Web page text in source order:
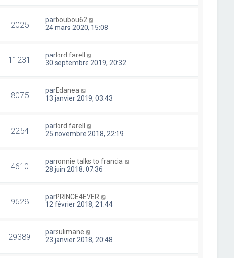
2025 parboubou62
24 mars 2020, 15:08
11231 parlord farell
30 septembre 2019, 20:32
8075 parEdanea
13 janvier 2019, 03:43
2254 parlord farell
25 novembre 2018, 22:19
4610 parronnie talks to francia
28 juin 2018, 07:36
9628 parPRINCE4EVER
12 février 2018, 21:44
29389 parsulimane
23 janvier 2018, 20:48